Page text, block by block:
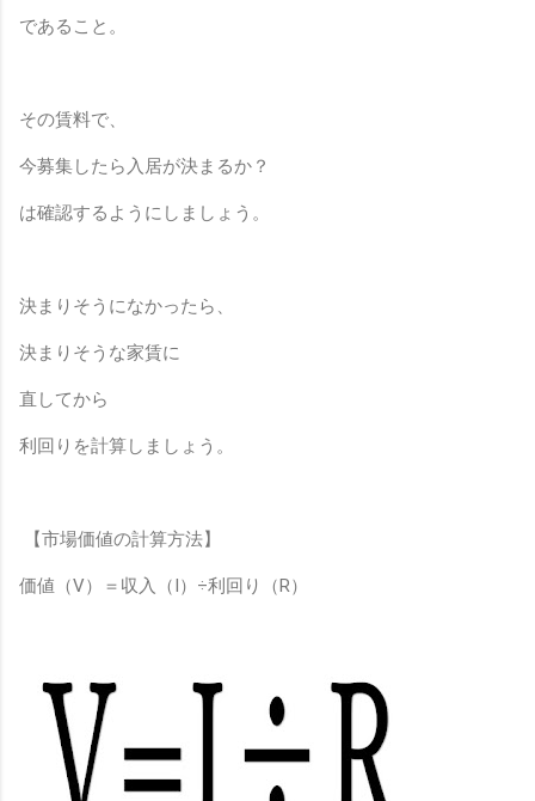
であること。
その賃料で、
今募集したら入居が決まるか？
は確認するようにしましょう。
決まりそうになかったら、
決まりそうな家賃に
直してから
利回りを計算しましょう。
【市場価値の計算方法】
価値（V）＝収入（I）÷利回り（R）